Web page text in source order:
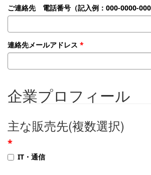
ご連絡先 電話番号（記入例：000-0000-
連絡先メールアドレス
企業プロフィール
主な販売先(複数選択)
IT・通信